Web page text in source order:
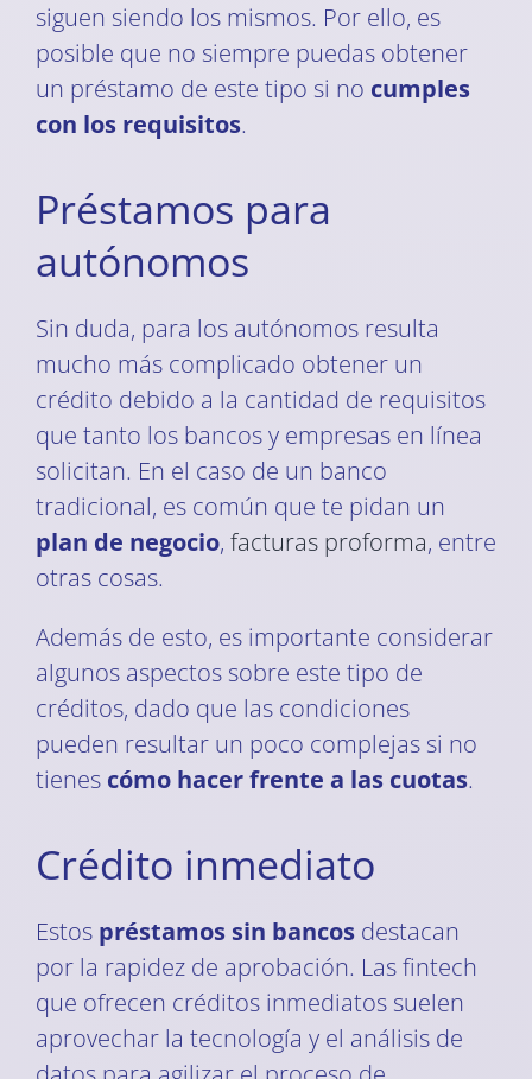
siguen siendo los mismos. Por ello, es
posible que no siempre puedas obtener
un préstamo de este tipo si no cumples
con los requisitos.
Préstamos para
autónomos
Sin duda, para los autónomos resulta
mucho más complicado obtener un
crédito debido a la cantidad de requisitos
que tanto los bancos y empresas en línea
solicitan. En el caso de un banco
tradicional, es común que te pidan un
plan de negocio, facturas proforma, entre
otras cosas.
Además de esto, es importante considerar
algunos aspectos sobre este tipo de
créditos, dado que las condiciones
pueden resultar un poco complejas si no
tienes cómo hacer frente a las cuotas.
Crédito inmediato
Estos préstamos sin bancosdestacan
por la rapidez de aprobación. Las fintech
que ofrecen créditos inmediatos suelen
aprovechar la tecnología y el análisis de